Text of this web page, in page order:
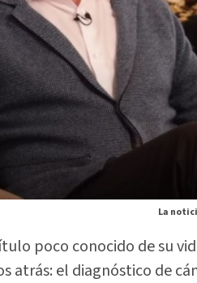
La
poco conocido de su
atrás: el diagnóstico de